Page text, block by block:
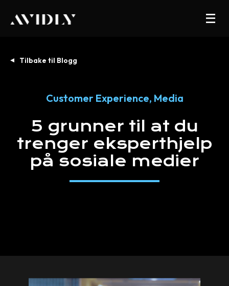
Tilbake til Blogg
Customer Experience, Media
5 grunner til at du
trenger eksperthjelp
på sosiale medier